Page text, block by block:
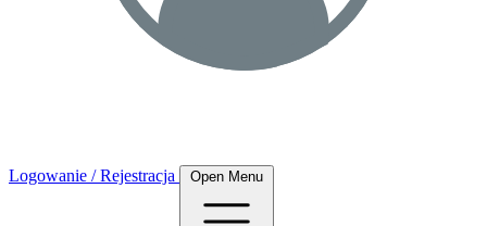
Logowanie / Rejestracja Open Menu